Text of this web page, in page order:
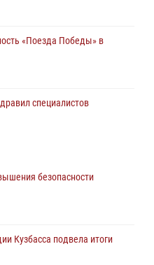
«Поезда Победы» в
специалистов
новый федеральный закон о
виновника причинения
безопасности
Кузбасса подвела итоги